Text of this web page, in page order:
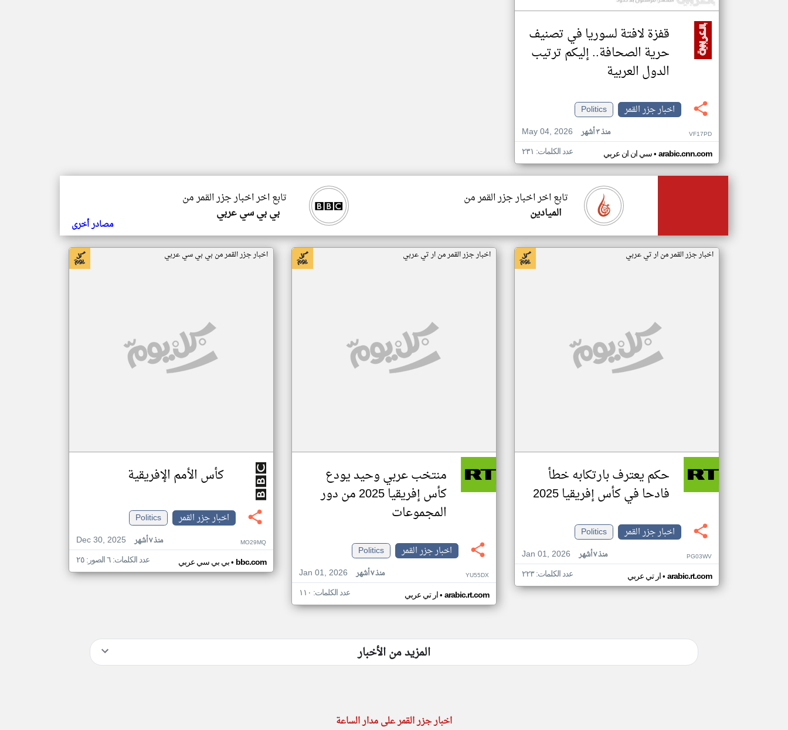
قفزة لافتة لسوريا في تصنيف
حرية الصحافة.. إليكم ترتيب
الدول العربية
اخبار جزر القمر
Politics
May 04, 2026
منذ ٣ أشهر VF17PD
سي ان ان عربي• arabic.cnn.com عدد الكلمات: ٢٣١
تابع اخر اخبار جزر القمر من
بي بي سي عربي
تابع اخر اخبار جزر القمر من
الميادين
مصادر أخرى
اخبار جزر القمر من ار تي عربي
حكم يعترف بارتكابه خطأ
فادحا في كأس إفريقيا 2025
اخبار جزر القمر
Politics
Jan 01, 2026
منذ ٧ أشهر PG03WV
ار تي عربي• arabic.rt.com عدد الكلمات: ٢٢٣
اخبار جزر القمر من ار تي عربي
منتخب عربي وحيد يودع
كأس إفريقيا 2025 من دور
المجموعات
اخبار جزر القمر
Politics
Jan 01, 2026
منذ ٧ أشهر YU55DX
ار تي عربي• arabic.rt.com عدد الكلمات: ١١٠
اخبار جزر القمر من بي بي سي عربي
كأس الأمم الإفريقية
اخبار جزر القمر
Politics
Dec 30, 2025
منذ ٧ أشهر MO29MQ
بي بي سي عربي• bbc.com عدد الكلمات: ٦ الصور: ٢٥
المزيد من الأخبار
اخبار جزر القمر على مدار الساعة